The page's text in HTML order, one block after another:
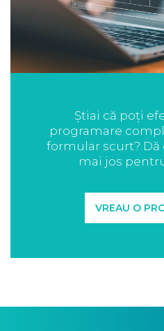
Știai că poți
programare
formular scurt?
mai jos
VREAU O